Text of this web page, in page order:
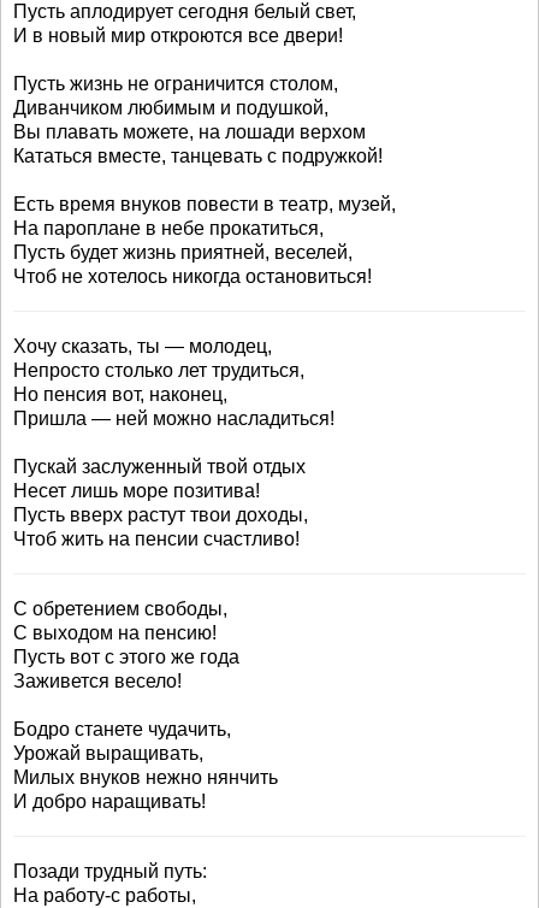
Пусть аплодирует сегодня белый свет,
И в новый мир откроются все двери!
Пусть жизнь не ограничится столом,
Диванчиком любимым и подушкой,
Вы плавать можете, на лошади верхом
Кататься вместе, танцевать с подружкой!
Есть время внуков повести в театр, музей,
На пароплане в небе прокатиться,
Пусть будет жизнь приятней, веселей,
Чтоб не хотелось никогда остановиться!
Хочу сказать, ты — молодец,
Непросто столько лет трудиться,
Но пенсия вот, наконец,
Пришла — ней можно насладиться!
Пускай заслуженный твой отдых
Несет лишь море позитива!
Пусть вверх растут твои доходы,
Чтоб жить на пенсии счастливо!
С обретением свободы,
С выходом на пенсию!
Пусть вот с этого же года
Заживется весело!
Бодро станете чудачить,
Урожай выращивать,
Милых внуков нежно нянчить
И добро наращивать!
Позади трудный путь:
На работу-с работы,